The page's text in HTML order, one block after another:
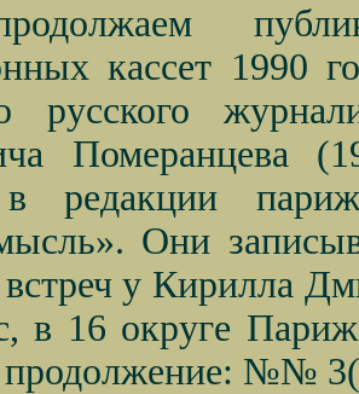
кассет 1990
русского
Померанцева
редакции
Они
встреч у Кирилла
в 16 округе
№№